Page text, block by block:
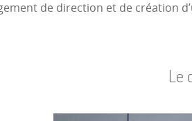
de direction et de création
Le